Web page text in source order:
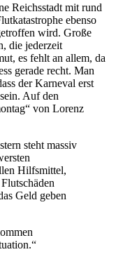
Reichsstadt mit rund
ebenso
wird. Große
die jederzeit
es fehlt an allem, da
gerade recht. Man
der Karneval erst
Auf den
von Lorenz
steht massiv
Hilfsmittel,
Geld geben